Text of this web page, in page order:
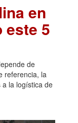
en
este 5
de
referencia, la
a la logística de